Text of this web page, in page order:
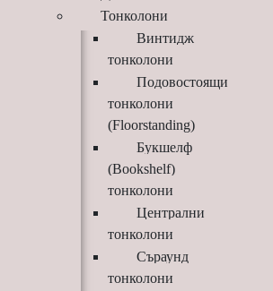
Тонколони
Винтидж
тонколони
Подовостоящи
тонколони
(Floorstanding)
Букшелф
(Bookshelf)
тонколони
Централни
тонколони
Съраунд
тонколони